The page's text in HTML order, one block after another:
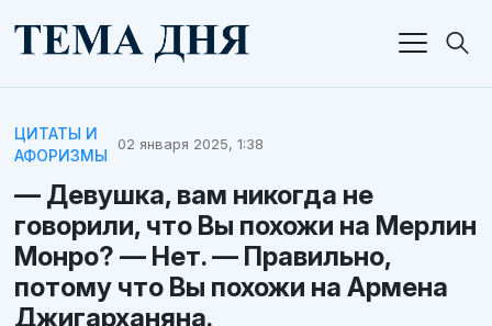
ЦИТАТЫ И
АФОРИЗМЫ
02 января 2025, 1:38
— Девушка, вам никогда не
говорили, что Вы похожи на Мерлин
Монро? — Нет. — Правильно,
потому что Вы похожи на Армена
Джигарханяна.